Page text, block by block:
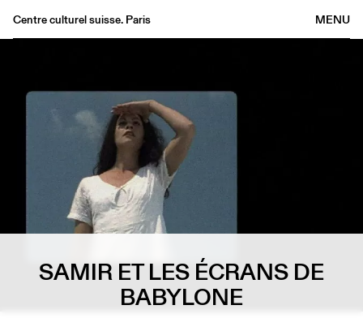
MENU
Centre culturel suisse. Paris
FR/EN
SAMIR ET LES ÉCRANS DE
BABYLONE